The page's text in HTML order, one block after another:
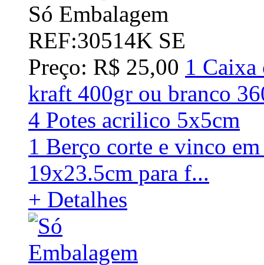
Só Embalagem
REF:30514K SE
Preço: R$ 25,00 1 Caixa
kraft 400gr ou branco
4 Potes acrilico 5x5cm
1 Berço corte e vinco
19x23.5cm para f...
+ Detalhes